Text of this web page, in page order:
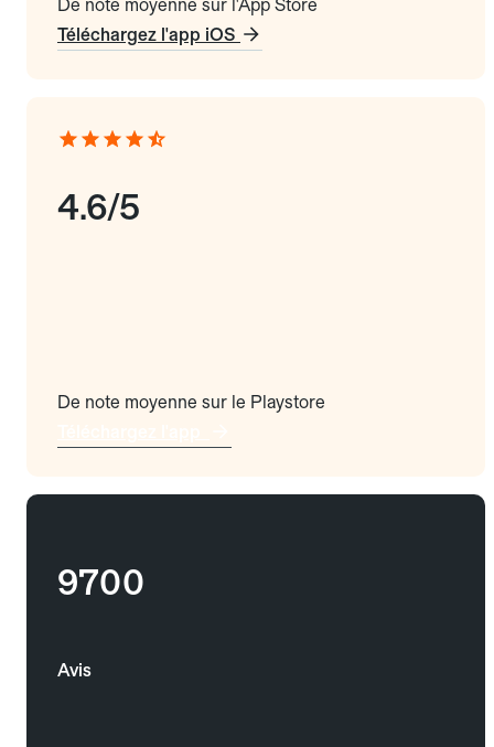
De note moyenne sur l'App Store
Téléchargez l'app iOS
4.6/5
De note moyenne sur le Playstore
9700
Avis